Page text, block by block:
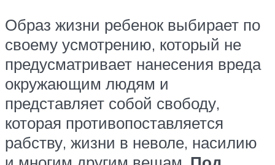
Образ жизни ребенок выбирает по
своему усмотрению, который не
предусматривает нанесения вреда
окружающим людям и
представляет собой свободу,
которая противопоставляется
рабству, жизни в неволе, насилию